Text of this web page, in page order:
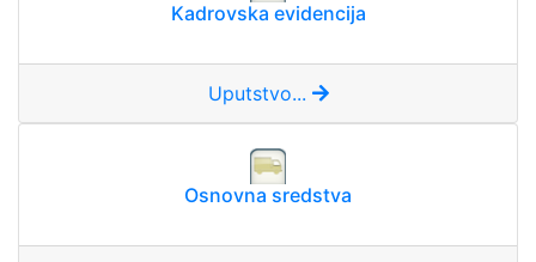
Kadrovska evidencija
Uputstvo...
Osnovna sredstva